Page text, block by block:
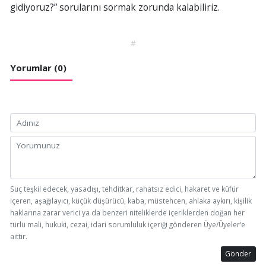
gidiyoruz?” sorularını sormak zorunda kalabiliriz.
#
Yorumlar (0)
Suç teşkil edecek, yasadışı, tehditkar, rahatsız edici, hakaret ve küfür
içeren, aşağılayıcı, küçük düşürücü, kaba, müstehcen, ahlaka aykırı, kişilik
haklarına zarar verici ya da benzeri niteliklerde içeriklerden doğan her
türlü mali, hukuki, cezai, idari sorumluluk içeriği gönderen Üye/Üyeler’e
aittir.
Gönder